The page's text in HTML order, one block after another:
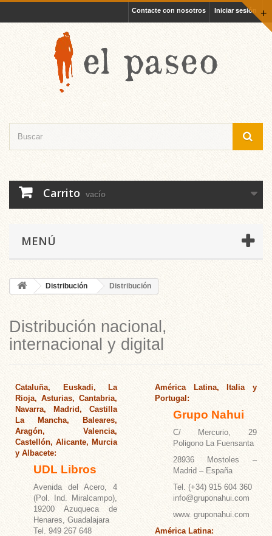
+
Iniciar sesión
Contacte con nosotros
Carrito vacío
MENÚ
Distribución Distribución
Distribución nacional,
internacional y digital
Cataluña, Euskadi, La
Rioja, Asturias, Cantabria,
Navarra, Madrid, Castilla
La Mancha, Baleares,
Aragón, Valencia,
Castellón, Alicante, Murcia
y Albacete:
UDL Libros
Avenida del Acero, 4
(Pol. Ind. Miralcampo),
19200 Azuqueca de
Henares, Guadalajara
Tel. 949 267 648
América Latina, Italia y
Portugal:
Grupo Nahui
C/ Mercurio, 29
Poligono La Fuensanta
28936 Mostoles –
Madrid – España
Tel. (+34) 915 604 360
info@gruponahui.com
www. gruponahui.com
América Latina: